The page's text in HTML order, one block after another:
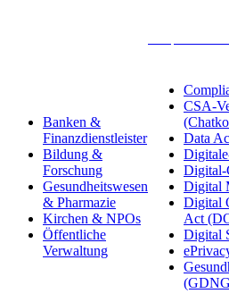
Banken &
Finanzdienstleister
Bildung &
Forschung
Gesundheitswesen
& Pharmazie
Kirchen & NPOs
Öffentliche
Verwaltung
CSA-
Data
Digital-
Digital
Digital
Act
Digital